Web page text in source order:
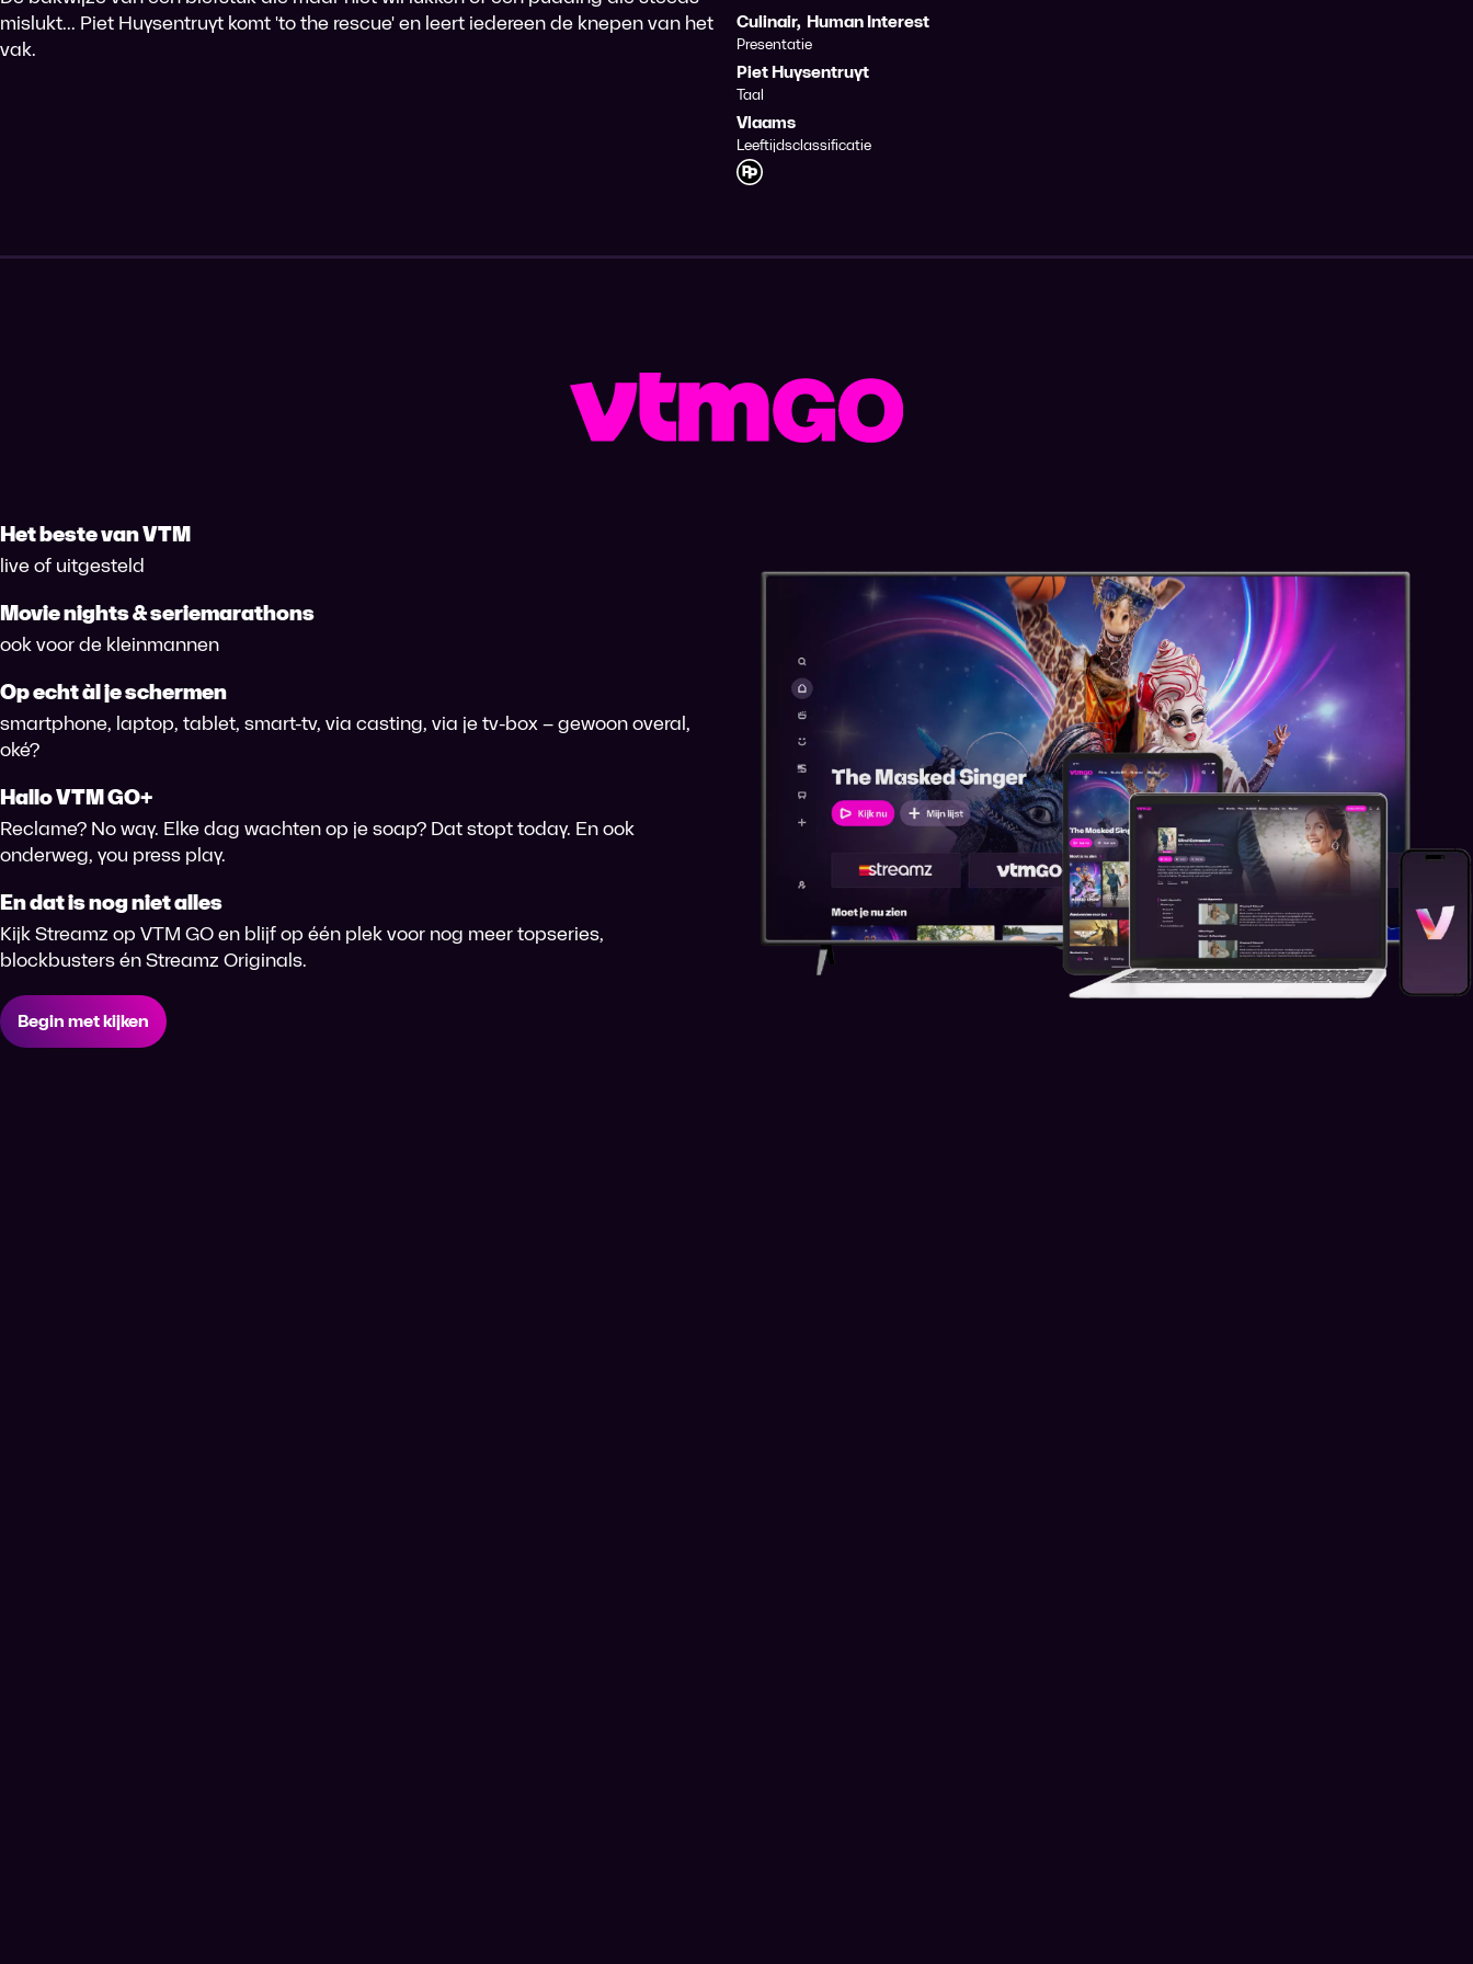
mislukt... Piet Huysentruyt komt 'to the rescue' en leert iedereen de knepen van het
vak.
Culinair, Human Interest
Presentatie
Piet Huysentruyt
Taal
Vlaams
Leeftijdsclassificatie
Het beste van VTM
live of uitgesteld
Movie nights & seriemarathons
ook voor de kleinmannen
Op echt àl je schermen
smartphone, laptop, tablet, smart-tv, via casting, via je tv-box – gewoon overal,
oké?
Hallo VTM GO+
Reclame? No way. Elke dag wachten op je soap? Dat stopt today. En ook
onderweg, you press play.
En dat is nog niet alles
Kijk Streamz op VTM GO en blijf op één plek voor nog meer topseries,
blockbusters én Streamz Originals.
Begin met kijken